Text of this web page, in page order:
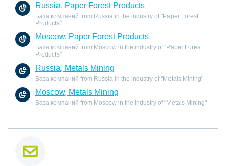
Russia, Paper Forest Products
База компаний from Russia in the industry of "Paper Forest
Products"
Moscow, Paper Forest Products
База компаний from Moscow in the industry of "Paper Forest
Products"
Russia, Metals Mining
База компаний from Russia in the industry of "Metals Mining"
Moscow, Metals Mining
База компаний from Moscow in the industry of "Metals Mining"